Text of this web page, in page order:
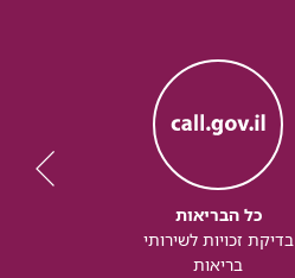
כל הבריאות
בדיקת זכויות לשירותי
בריאות